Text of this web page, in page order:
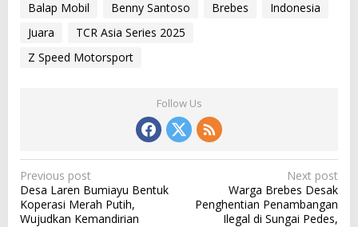
Balap Mobil Benny Santoso Brebes
Indonesia
Juara
TCR Asia Series 2025
Z Speed Motorsport
Follow Us
P
o
s
Previous post
Desa Laren Bumiayu Bentuk
Koperasi Merah Putih,
Wujudkan Kemandirian
Next post
Warga Brebes Desak
Penghentian Penambangan
Ilegal di Sungai Pedes,